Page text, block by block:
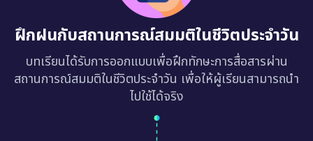
ฝึกฝนกับสถานการณ์สมมติในชีวิตประจำวัน
บทเรียนได้รับการออกแบบเพื่อฝึกทักษะการสื่อสารผ่าน
สถานการณ์สมมติในชีวิตประจำวัน เพื่อให้ผู้เรียนสามารถนำ
ไปใช้ได้จริง